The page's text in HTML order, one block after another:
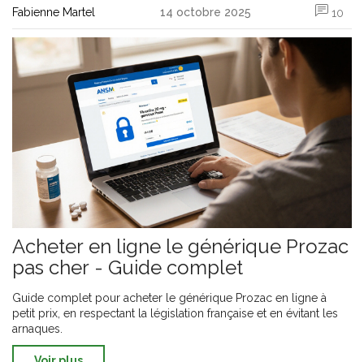
Fabienne Martel 14 octobre 2025 10
Acheter en ligne le générique Prozac
pas cher - Guide complet
Guide complet pour acheter le générique Prozac en ligne à
petit prix, en respectant la législation française et en évitant les
arnaques.